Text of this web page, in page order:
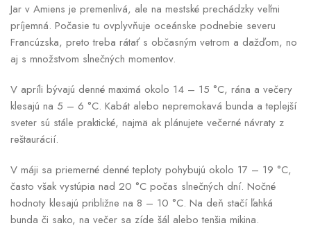
Jar v Amiens je premenlivá, ale na mestské prechádzky veľmi
príjemná. Počasie tu ovplyvňuje oceánske podnebie severu
Francúzska, preto treba rátať s občasným vetrom a dažďom, no
aj s množstvom slnečných momentov.
V apríli bývajú denné maximá okolo 14 – 15 °C, rána a večery
klesajú na 5 – 6 °C. Kabát alebo nepremokavá bunda a teplejší
sveter sú stále praktické, najmä ak plánujete večerné návraty z
reštaurácií.
V máji sa priemerné denné teploty pohybujú okolo 17 – 19 °C,
často však vystúpia nad 20 °C počas slnečných dní. Nočné
hodnoty klesajú približne na 8 – 10 °C. Na deň stačí ľahká
bunda či sako, na večer sa zíde šál alebo tenšia mikina.